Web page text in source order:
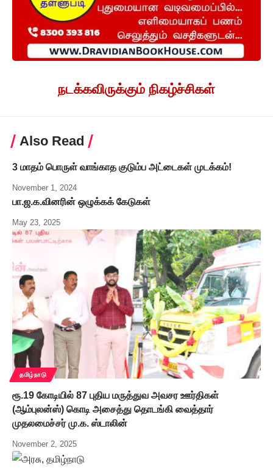
நடக்கவிருக்கும் நிகழ்ச்சிகள்
Also Read
3 மாதம் பொருள் வாங்காத குடும்ப அட்டைகள் முடக்கம்!
November 1, 2024
பா.ஜ.க.வினரின் ஒழுக்கக் கேடுகள்
May 23, 2025
தமிழ்நாடு
ரூ.19 கோடியில் 87 புதிய மருத்துவ அவசர ஊர்திகள்
(ஆம்புலன்ஸ்) கொடி அசைத்து தொடங்கி வைத்தார்
முதலமைச்சர் மு.க. ஸ்டாலின்
November 2, 2025